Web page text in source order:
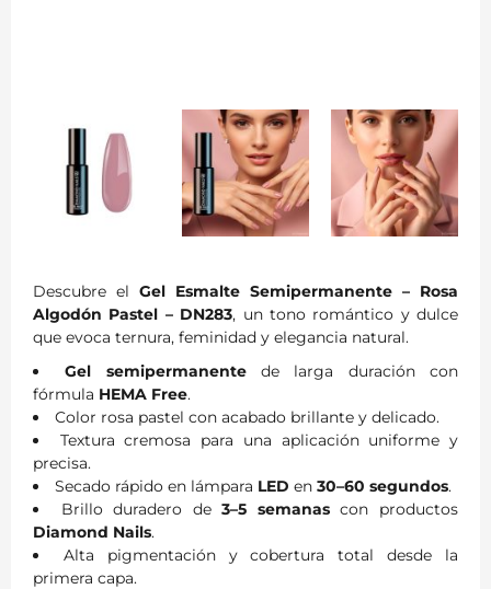
Descubre el Gel Esmalte Semipermanente – Rosa
Algodón Pastel – DN283, un tono romántico y dulce
que evoca ternura, feminidad y elegancia natural.
Gel semipermanentede larga duración con
fórmula HEMA Free.
Color rosa pastel con acabado brillante y delicado.
Textura cremosa para una aplicación uniforme y
precisa.
Secado rápido en lámpara LED en 30–60 segundos.
Brillo duradero de3–5 semanascon productos
Diamond Nails.
Alta pigmentación y cobertura total desde la
primera capa.